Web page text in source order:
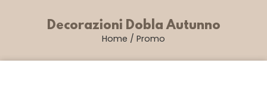
Decorazioni Dobla Autunno
Home / Promo